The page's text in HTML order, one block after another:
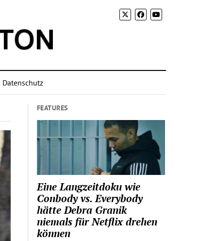
Datenschutz
FEATURES
Eine Langzeitdoku wie
Conbody vs. Everybody
hätte Debra Granik
niemals für Netflix drehen
können